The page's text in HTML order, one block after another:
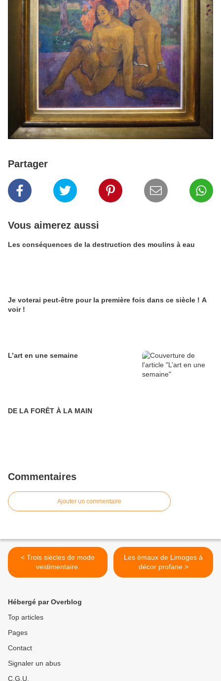
Partager
Vous aimerez aussi
Les conséquences de la destruction des moulins à eau
Je voterai peut-être pour la première fois dans ce siècle ! A
voir !
L’art en une semaine
DE LA FORÊT À LA MAIN
Commentaires
Ajouter un commentaire
< Trois siècles de mode
vestimentaire.
Les émaux de Limoges à
décor profane >
Hébergé par Overblog
Top articles
Pages
Contact
Signaler un abus
C.G.U.